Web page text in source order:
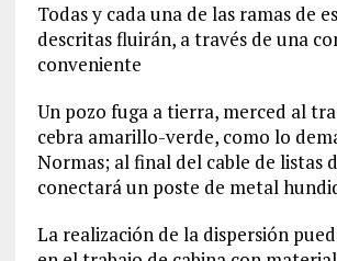
Todas y cada una de las ramas de
descritas fluirán, a través de una
conveniente
Un pozo fuga a tierra, merced al
cebra amarillo-verde, como lo
Normas; al final del cable de listas
conectará un poste de metal
La realización de la dispersión